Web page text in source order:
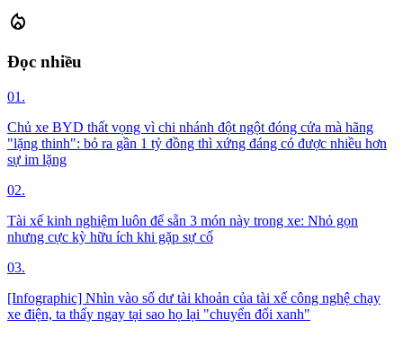
local_fire_department
Đọc nhiều
01.
Chủ xe BYD thất vọng vì chi nhánh đột ngột đóng cửa mà hãng
"lặng thinh": bỏ ra gần 1 tỷ đồng thì xứng đáng có được nhiều hơn
sự im lặng
02.
Tài xế kinh nghiệm luôn để sẵn 3 món này trong xe: Nhỏ gọn
nhưng cực kỳ hữu ích khi gặp sự cố
03.
[Infographic] Nhìn vào số dư tài khoản của tài xế công nghệ chạy
xe điện, ta thấy ngay tại sao họ lại "chuyển đổi xanh"